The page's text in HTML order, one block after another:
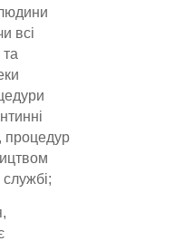
всі
процедур